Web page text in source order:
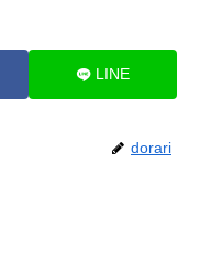
LINE
dorari